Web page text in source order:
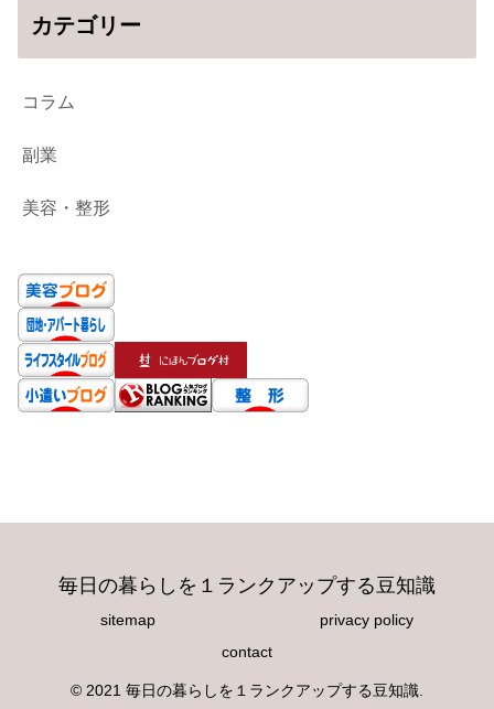
カテゴリー
コラム
副業
美容・整形
毎日の暮らしを１ランクアップする豆知識
sitemap
privacy policy
contact
© 2021 毎日の暮らしを１ランクアップする豆知識.